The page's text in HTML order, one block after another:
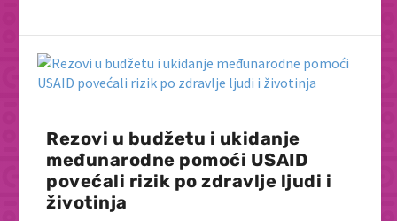
Rezovi u budžetu i ukidanje
međunarodne pomoći USAID
povećali rizik po zdravlje ljudi i
životinja